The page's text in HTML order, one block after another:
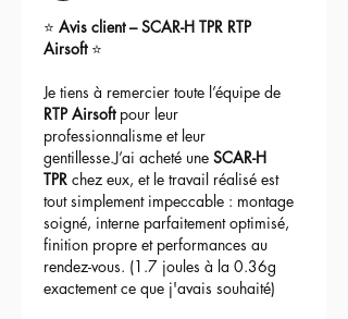
⭐ Avis client – SCAR-H TPR RTP
Airsoft ⭐
Je tiens à remercier toute l’équipe de
RTP Airsoft pour leur
professionnalisme et leur
gentillesse.J’ai acheté une SCAR-H
TPR chez eux, et le travail réalisé est
tout simplement impeccable : montage
soigné, interne parfaitement optimisé,
finition propre et performances au
rendez-vous. (1.7 joules à la 0.36g
exactement ce que j'avais souhaité)